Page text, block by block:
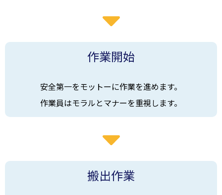
作業開始
安全第一をモットーに作業を進めます。
作業員はモラルとマナーを重視します。
搬出作業